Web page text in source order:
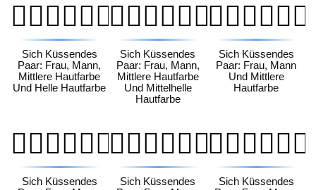
👩🏽‍❤️‍💋‍👨🏻
Sich Küssendes
Paar: Frau, Mann,
Mittlere Hautfarbe
Und Helle Hautfarbe
👩🏽‍❤️‍💋‍👨🏼
Sich Küssendes
Paar: Frau, Mann,
Mittlere Hautfarbe
Und Mittelhelle
Hautfarbe
👩🏽‍❤️‍💋‍👨🏽
Sich Küssendes
Paar: Frau, Mann
Und Mittlere
Hautfarbe
👩🏽‍❤️‍💋‍👨🏾
Sich Küssendes
👩🏽‍❤️‍💋‍👨🏿
Sich Küssendes
👩🏾‍❤️‍💋‍👨🏻
Sich Küssendes